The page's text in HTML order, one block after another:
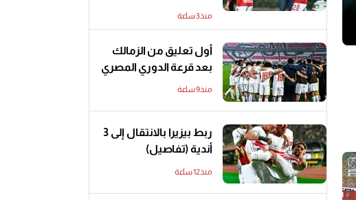
منذ3 ساعة
أول تعليق من الزمالك
بعد قرعة الدوري المصري
منذ9 ساعة
ربط بيزيرا بالانتقال إلى 3
أندية (تفاصيل)
منذ12 ساعة